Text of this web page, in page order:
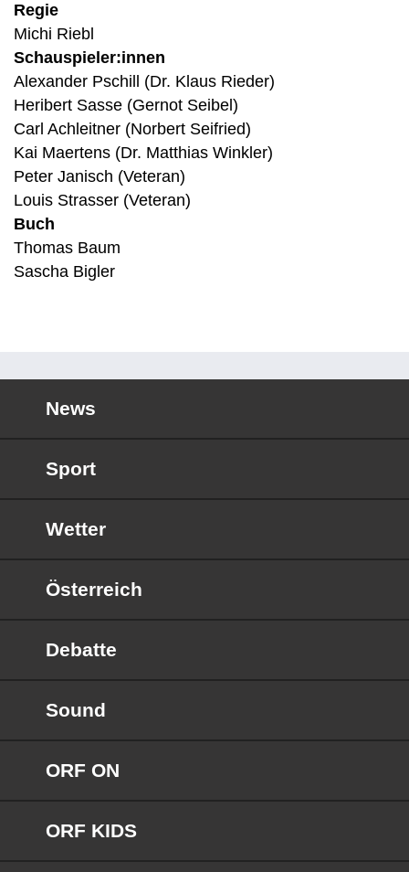
Regie
Michi Riebl
Schauspieler:innen
Alexander Pschill (Dr. Klaus Rieder)
Heribert Sasse (Gernot Seibel)
Carl Achleitner (Norbert Seifried)
Kai Maertens (Dr. Matthias Winkler)
Peter Janisch (Veteran)
Louis Strasser (Veteran)
Buch
Thomas Baum
Sascha Bigler
News
Sport
Wetter
Österreich
Debatte
Sound
ORF ON
ORF KIDS